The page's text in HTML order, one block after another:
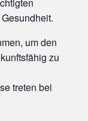
um den
zu
treten bei